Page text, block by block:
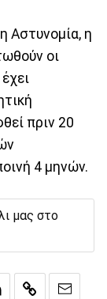
Αστυνομία, η
οι
πριν 20
4 μηνών.
μας στο